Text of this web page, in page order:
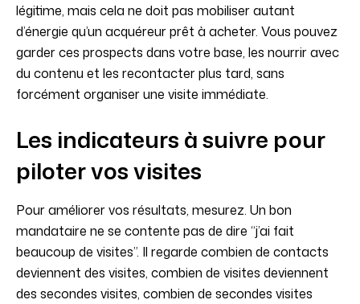
légitime, mais cela ne doit pas mobiliser autant
d’énergie qu’un acquéreur prêt à acheter. Vous pouvez
garder ces prospects dans votre base, les nourrir avec
du contenu et les recontacter plus tard, sans
forcément organiser une visite immédiate.
Les indicateurs à suivre pour
piloter vos visites
Pour améliorer vos résultats, mesurez. Un bon
mandataire ne se contente pas de dire “j’ai fait
beaucoup de visites”. Il regarde combien de contacts
deviennent des visites, combien de visites deviennent
des secondes visites, combien de secondes visites